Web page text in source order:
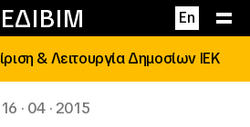
En
& Λειτουργία Δημοσίων ΙΕΚ
16 · 04 · 2015